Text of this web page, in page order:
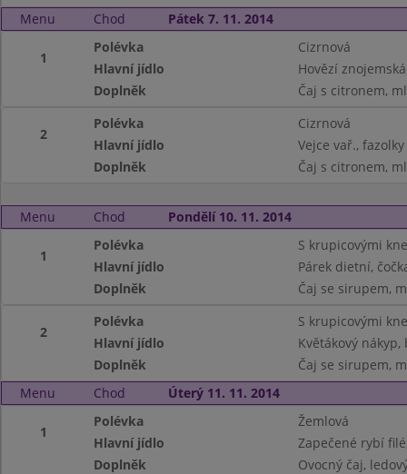
Menu
Chod Pátek 7. 11. 2014
1
Polévka
Cizrnová
Hlavní jídlo
Hovězí
Doplněk
Čaj s citronem,
2
Polévka
Cizrnová
Hlavní jídlo
Vejce vař.,
Doplněk
Čaj s citronem,
Menu Chod Pondělí 10. 11. 2014
1
Polévka
S krupicovými
Hlavní jídlo
Párek dietní,
Doplněk
Čaj se sirupem,
2
Polévka
S krupicovými
Hlavní jídlo
Květákový
Doplněk
Čaj se sirupem,
Menu
Chod Úterý 11. 11. 2014
1
Polévka
Žemlová
Hlavní jídlo
Zapečené rybí
Doplněk
Ovocný čaj,